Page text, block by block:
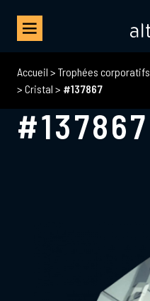
Accueil > Trophées corporatifs
> Cristal > #137867
#137867